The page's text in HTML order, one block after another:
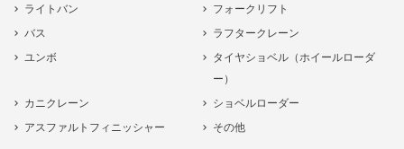
ライトバン
フォークリフト
バス
ラフタークレーン
ユンボ
タイヤショベル（ホイールローダ
ー）
カニクレーン
ショベルローダー
アスファルトフィニッシャー
その他